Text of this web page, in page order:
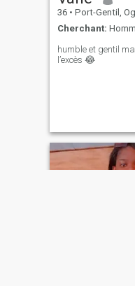
36 • Port-Gentil, Ogooué-
Cherchant:
humble et gentil
l’excès 😂